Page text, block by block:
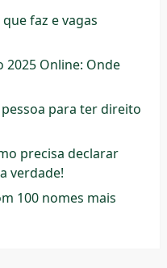
faz e vagas
Online: Onde
para ter direito
precisa declarar
verdade!
100 nomes mais